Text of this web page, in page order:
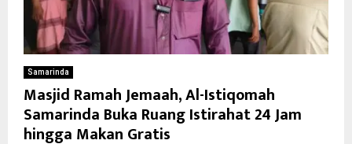
Samarinda
Masjid Ramah Jemaah, Al-Istiqomah
Samarinda Buka Ruang Istirahat 24 Jam
hingga Makan Gratis